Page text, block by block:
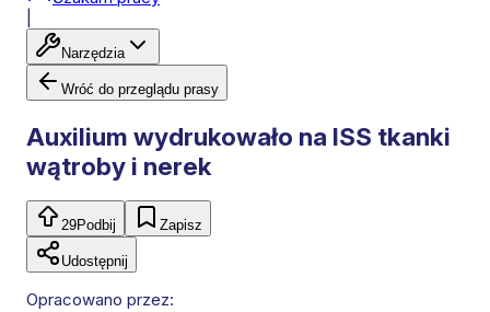
Narzędzia
Wróć do przeglądu prasy
Auxilium wydrukowało na ISS tkanki
wątroby i nerek
29Podbij Zapisz
Udostępnij
Opracowano przez: